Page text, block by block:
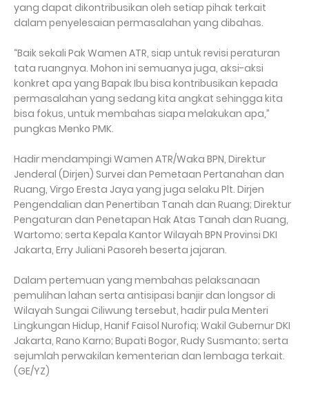
yang dapat dikontribusikan oleh setiap pihak terkait
dalam penyelesaian permasalahan yang dibahas.
“Baik sekali Pak Wamen ATR, siap untuk revisi peraturan
tata ruangnya. Mohon ini semuanya juga, aksi-aksi
konkret apa yang Bapak Ibu bisa kontribusikan kepada
permasalahan yang sedang kita angkat sehingga kita
bisa fokus, untuk membahas siapa melakukan apa,”
pungkas Menko PMK.
Hadir mendampingi Wamen ATR/Waka BPN, Direktur
Jenderal (Dirjen) Survei dan Pemetaan Pertanahan dan
Ruang, Virgo Eresta Jaya yang juga selaku Plt. Dirjen
Pengendalian dan Penertiban Tanah dan Ruang; Direktur
Pengaturan dan Penetapan Hak Atas Tanah dan Ruang,
Wartomo; serta Kepala Kantor Wilayah BPN Provinsi DKI
Jakarta, Erry Juliani Pasoreh beserta jajaran.
Dalam pertemuan yang membahas pelaksanaan
pemulihan lahan serta antisipasi banjir dan longsor di
Wilayah Sungai Ciliwung tersebut, hadir pula Menteri
Lingkungan Hidup, Hanif Faisol Nurofiq; Wakil Gubernur DKI
Jakarta, Rano Karno; Bupati Bogor, Rudy Susmanto; serta
sejumlah perwakilan kementerian dan lembaga terkait.
(GE/YZ)